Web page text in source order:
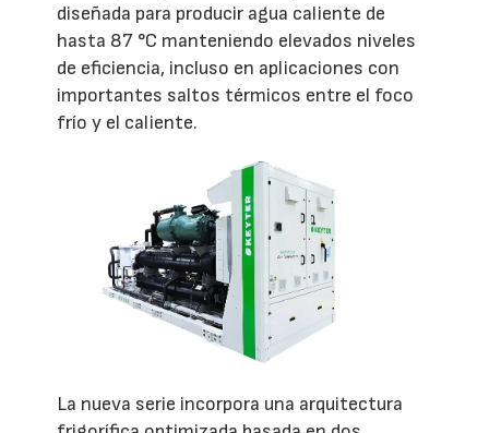
diseñada para producir agua caliente de
hasta 87 °C manteniendo elevados niveles
de eficiencia, incluso en aplicaciones con
importantes saltos térmicos entre el foco
frío y el caliente.
La nueva serie incorpora una arquitectura